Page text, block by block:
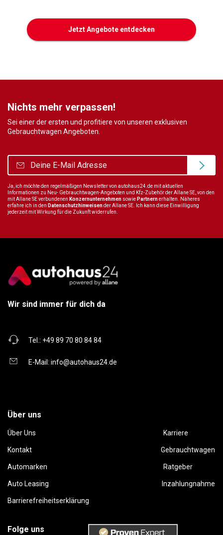
Jetzt Angebote entdecken
Nichts mehr verpassen!
Sei einer der ersten und profitiere von unseren exklusiven
Gebrauchtwagen Angeboten.
Ja, ich möchte den regelmäßigen Newsletter von autohaus24.de mit aktuellen
Informationen zu Neu- Gebrauchtwagen-Angeboten und Kfz-Zubehör der Allane SE, von den
mit Allane SE verbundenen Konzernunternehmen sowie Partnernerhalten. Näheres
erfahre ich in den Datenschutzhinweisender Allane SE. Ich kann diese Einwilligung
jederzeit mit Wirkung für die Zukunft widerrufen.
Wir sind immer für dich da
Tel.: +49 89 70 80 84 84
E-Mail: info@autohaus24.de
Über uns
Über Uns Karriere
Kontakt Gebrauchtwagen
Automarken Ratgeber
Auto Leasing Inzahlungnahme
Barrierefreiheitserklärung
Folge uns